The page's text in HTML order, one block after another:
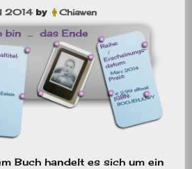
2014by Chiawen
Buch handelt es sich um ein